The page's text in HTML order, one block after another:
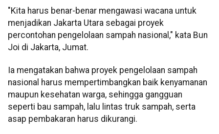
"Kita harus benar-benar mengawasi wacana untuk
menjadikan Jakarta Utara sebagai proyek
percontohan pengelolaan sampah nasional," kata Bun
Joi di Jakarta, Jumat.
Ia mengatakan bahwa proyek pengelolaan sampah
nasional harus mempertimbangkan baik kenyamanan
maupun kesehatan warga, sehingga gangguan
seperti bau sampah, lalu lintas truk sampah, serta
asap pembakaran harus dikurangi.